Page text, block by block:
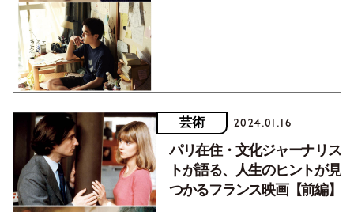
芸術 2024.01.16
パリ在住・文化ジャーナリス
トが語る、人生のヒントが見
つかるフランス映画【前編】